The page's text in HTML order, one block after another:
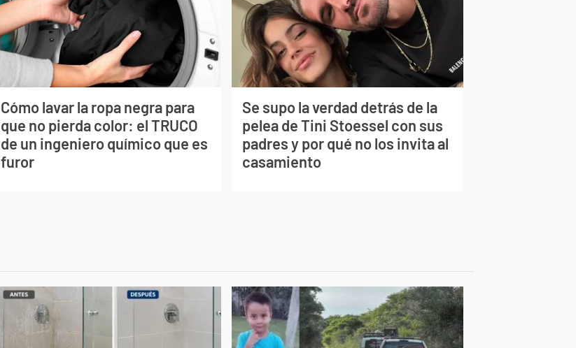
Cómo lavar la ropa negra para
que no pierda color: el TRUCO
de un ingeniero químico que es
furor
Se supo la verdad detrás de la
pelea de Tini Stoessel con sus
padres y por qué no los invita al
casamiento